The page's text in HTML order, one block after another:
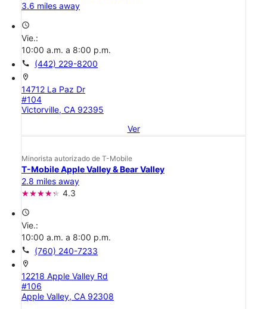
3.6 miles away
access_time
Vie.:
10:00 a.m. a 8:00 p.m.
call (442) 229-8200
location_on
14712 La Paz Dr
#104
Victorville, CA 92395
Ver
Minorista autorizado de T-Mobile
T-Mobile Apple Valley & Bear Valley
2.8 miles away
4.3
access_time
Vie.:
10:00 a.m. a 8:00 p.m.
call (760) 240-7233
location_on
12218 Apple Valley Rd
#106
Apple Valley, CA 92308